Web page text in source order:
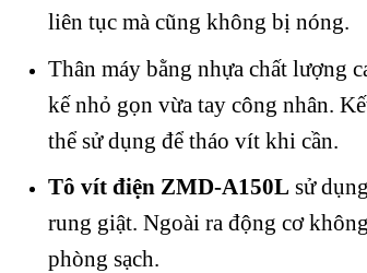
liên tục mà cũng không bị nóng.
Thân máy bằng nhựa chất lượng
kế nhỏ gọn vừa tay công nhân.
thể sử dụng để tháo vít khi cần.
Tô vít điện ZMD-A150L sử
rung giật. Ngoài ra động cơ
phòng sạch.